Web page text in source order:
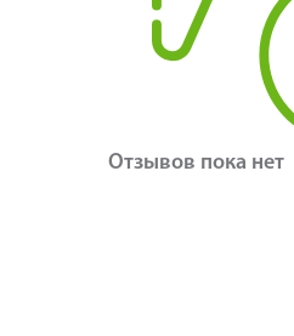
Отзывов пока нет